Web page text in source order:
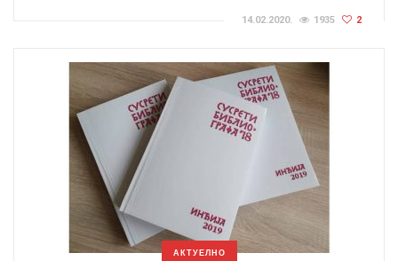
14.02.2020. 1935 2
АКТУЕЛНО